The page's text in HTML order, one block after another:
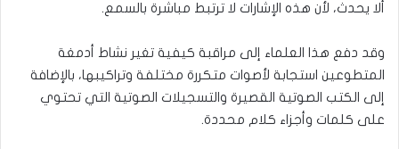
ألا يحدث، لأن هذه الإشارات لا ترتبط مباشرة بالسمع.
وقد دفع هذا العلماء إلى مراقبة كيفية تغير نشاط أدمغة
المتطوعين استجابة لأصوات متكررة مختلفة وتراكيبها، بالإضافة
إلى الكتب الصوتية القصيرة والتسجيلات الصوتية التي تحتوي
على كلمات وأجزاء كلام محددة.